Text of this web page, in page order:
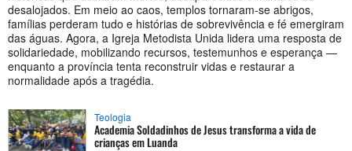
desalojados. Em meio ao caos, templos tornaram-se abrigos,
famílias perderam tudo e histórias de sobrevivência e fé emergiram
das águas. Agora, a Igreja Metodista Unida lidera uma resposta de
solidariedade, mobilizando recursos, testemunhos e esperança —
enquanto a província tenta reconstruir vidas e restaurar a
normalidade após a tragédia.
Teologia
Academia Soldadinhos de Jesus transforma a vida de
crianças em Luanda